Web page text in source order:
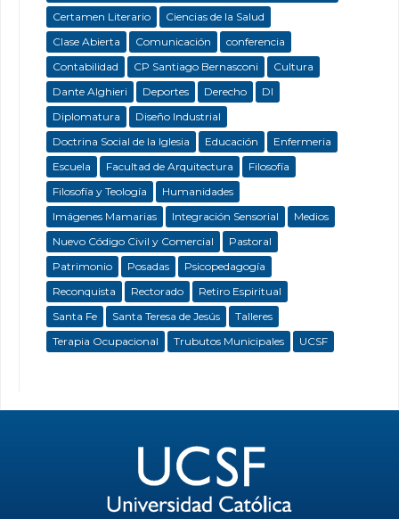
Certamen Literario
Ciencias de la Salud
Clase Abierta
Comunicación
conferencia
Contabilidad
CP Santiago Bernasconi
Cultura
Dante Alghieri
Deportes Derecho
DI
Diplomatura
Diseño Industrial
Doctrina Social de la Iglesia
Educación
Enfermeria
Escuela
Facultad de Arquitectura
Filosofía
Filosofía y Teología
Humanidades
Imágenes Mamarias
Integración Sensorial
Medios
Nuevo Código Civil y Comercial
Pastoral
Patrimonio
Posadas
Psicopedagogía
Reconquista
Rectorado
Retiro Espiritual
Santa Fe
Santa Teresa de Jesús
Talleres
Terapia Ocupacional
Trubutos Municipales UCSF